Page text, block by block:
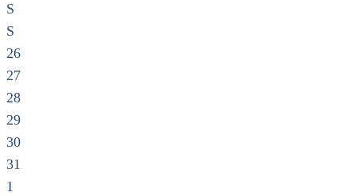
S
S
26
27
28
29
30
31
1